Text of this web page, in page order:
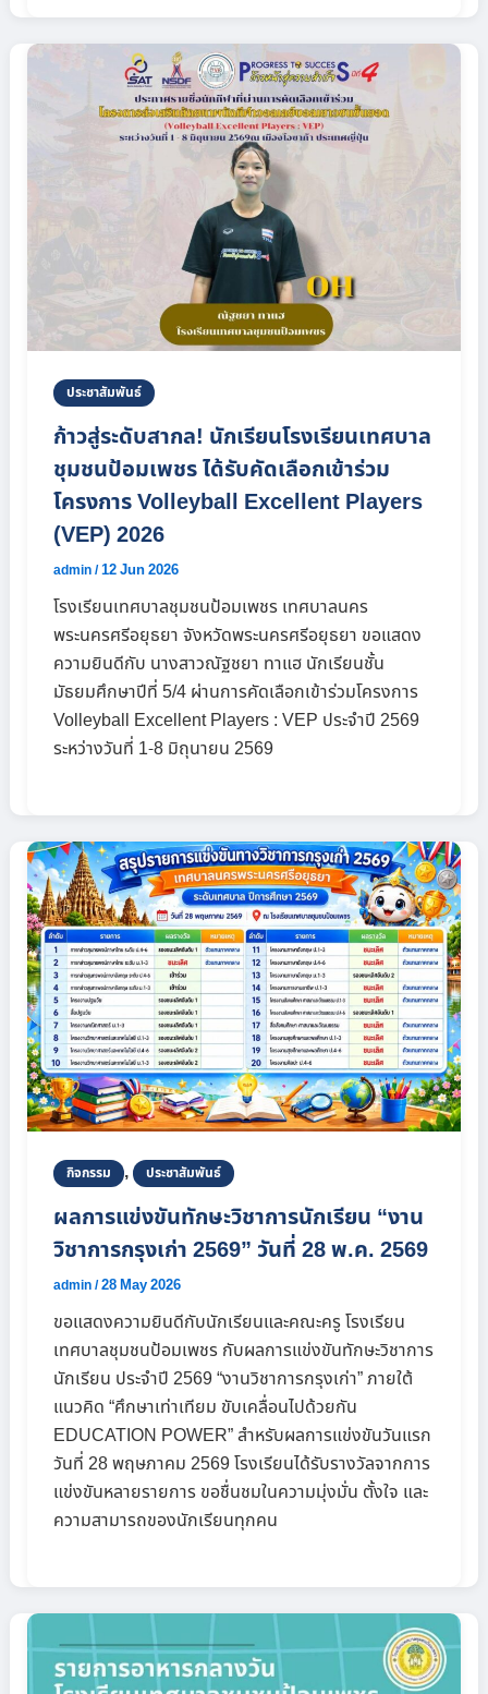
ประชาสัมพันธ์
ก้าวสู่ระดับสากล! นักเรียนโรงเรียนเทศบาล
ชุมชนป้อมเพชร ได้รับคัดเลือกเข้าร่วม
โครงการ Volleyball Excellent Players
(VEP) 2026
admin/12 Jun 2026
โรงเรียนเทศบาลชุมชนป้อมเพชร เทศบาลนคร
พระนครศรีอยุธยา จังหวัดพระนครศรีอยุธยา ขอแสดง
ความยินดีกับ นางสาวณัฐชยา ทาแฮ นักเรียนชั้น
มัธยมศึกษาปีที่ 5/4 ผ่านการคัดเลือกเข้าร่วมโครงการ
Volleyball Excellent Players : VEP ประจำปี 2569
ระหว่างวันที่ 1-8 มิถุนายน 2569
กิจกรรม , ประชาสัมพันธ์
ผลการแข่งขันทักษะวิชาการนักเรียน “งาน
วิชาการกรุงเก่า 2569” วันที่ 28 พ.ค. 2569
admin/28 May 2026
ขอแสดงความยินดีกับนักเรียนและคณะครู โรงเรียน
เทศบาลชุมชนป้อมเพชร กับผลการแข่งขันทักษะวิชาการ
นักเรียน ประจำปี 2569 “งานวิชาการกรุงเก่า” ภายใต้
แนวคิด “ศึกษาเท่าเทียม ขับเคลื่อนไปด้วยกัน
EDUCATION POWER” สำหรับผลการแข่งขันวันแรก
วันที่ 28 พฤษภาคม 2569 โรงเรียนได้รับรางวัลจากการ
แข่งขันหลายรายการ ขอชื่นชมในความมุ่งมั่น ตั้งใจ และ
ความสามารถของนักเรียนทุกคน